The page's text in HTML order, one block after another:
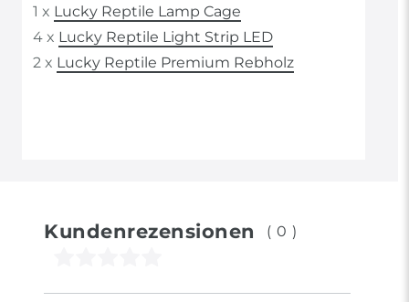
1 x Lucky Reptile Lamp Cage
4 x Lucky Reptile Light Strip LED
2 x Lucky Reptile Premium Rebholz
Kundenrezensionen (0)